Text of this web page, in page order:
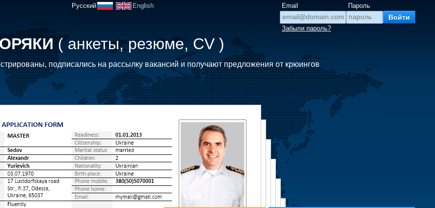
Русский English Email Пароль
Забыли пароль?
( анкеты, резюме, CV )
подписались на рассылку вакансий и получают предложения от крюингов